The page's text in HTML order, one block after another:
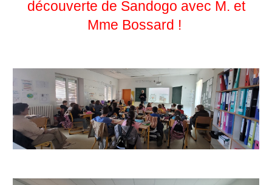
découverte de Sandogo avec M. et
Mme Bossard !